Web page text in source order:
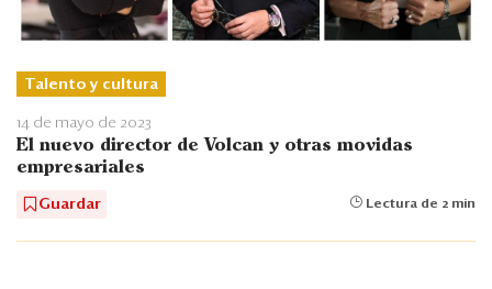
Talento y cultura
14 de mayo de 2023
El nuevo director de Volcan y otras movidas
empresariales
Guardar Lectura de 2 min